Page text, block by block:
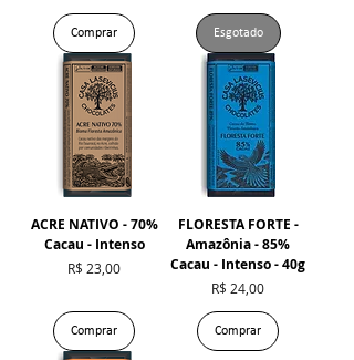
Comprar Esgotado
ACRE NATIVO - 70%
Cacau - Intenso
Preço
R$ 23,00
Comprar
FLORESTA FORTE -
Amazônia - 85%
Cacau - Intenso - 40g
Preço
R$ 24,00
Comprar